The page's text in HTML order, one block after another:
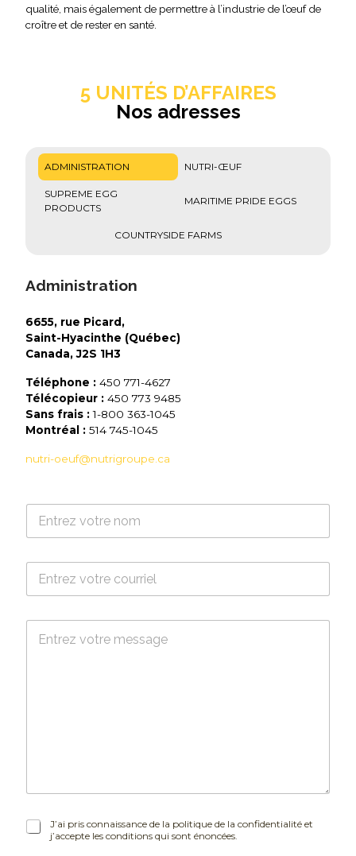
qualité, mais également de permettre à l’industrie de l’œuf de
croître et de rester en santé.
5 UNITÉS D’AFFAIRES
Nos adresses
ADMINISTRATION NUTRI-ŒUF
SUPREME EGG
PRODUCTS
MARITIME PRIDE EGGS
COUNTRYSIDE FARMS
Administration
6655, rue Picard,
Saint-Hyacinthe (Québec)
Canada, J2S 1H3
Téléphone : 450 771-4627
Télécopieur : 450 773 9485
Sans frais :1-800 363-1045
Montréal : 514 745-1045
nutri-oeuf@nutrigroupe.ca
m
u
J
J’ai pris connaissance de la politique de la confidentialité et
j’accepte les conditions qui sont énoncées.